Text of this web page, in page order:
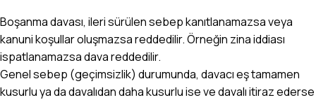
Boşanma davası, ileri sürülen sebep kanıtlanamazsa veya
kanuni koşullar oluşmazsa reddedilir. Örneğin zina iddiası
ispatlanamazsa dava reddedilir.
Genel sebep (geçimsizlik) durumunda, davacı eş tamamen
kusurlu ya da davalıdan daha kusurlu ise ve davalı itiraz ederse